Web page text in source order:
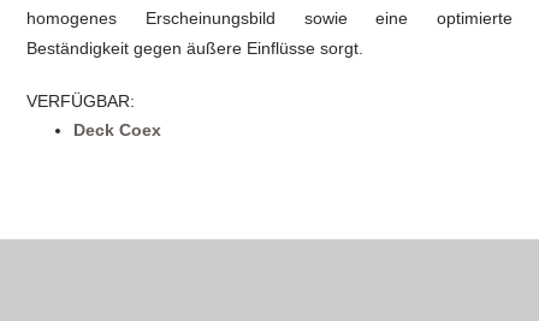
homogenes Erscheinungsbild sowie eine optimierte
Beständigkeit gegen äußere Einflüsse sorgt.
VERFÜGBAR:
Deck Coex